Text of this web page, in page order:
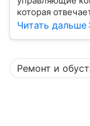
которая
кране,
Читать дальше
Ремонт и